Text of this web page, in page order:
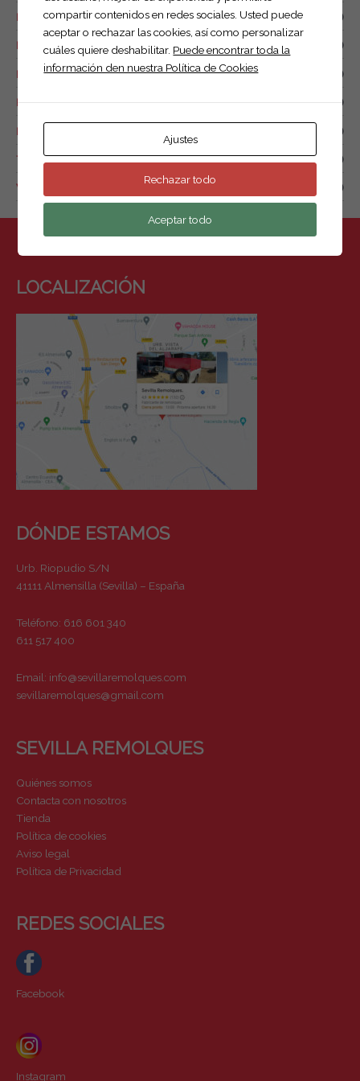
Remolque de combustible (0)
Remolque náutico (1)
Remolque para drones (2)
Remolques de motos y quads (7)
Remolques para animales (1)
Tow box (0)
Van de caballos. (4)
LOCALIZACIÓN
DÓNDE ESTAMOS
Urb. Riopudio S/N
41111 Almensilla (Sevilla) – España
Teléfono: 616 601 340
611 517 400
Email: info@sevillaremolques.com
sevillaremolques@gmail.com
SEVILLA REMOLQUES
Quiénes somos
Contacta con nosotros
Tienda
Política de cookies
Aviso legal
Política de Privacidad
REDES SOCIALES
Facebook
Instagram
compartir contenidos en redes sociales. Usted puede
aceptar o rechazar las cookies, así como personalizar
cuáles quiere deshabilitar. Puede encontrar toda la
información den nuestra Política de Cookies
Ajustes
Rechazar todo
Aceptar todo